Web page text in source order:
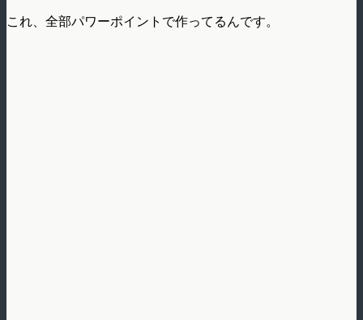
これ、全部パワーポイントで作ってるんです。